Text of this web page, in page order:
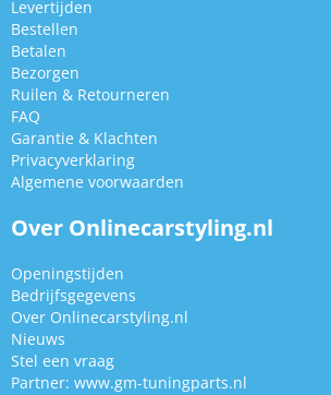
Levertijden
Bestellen
Betalen
Bezorgen
Ruilen & Retourneren
FAQ
Garantie & Klachten
Privacyverklaring
Algemene voorwaarden
Over Onlinecarstyling.nl
Openingstijden
Bedrijfsgegevens
Over Onlinecarstyling.nl
Nieuws
Stel een vraag
Partner: www.gm-tuningparts.nl